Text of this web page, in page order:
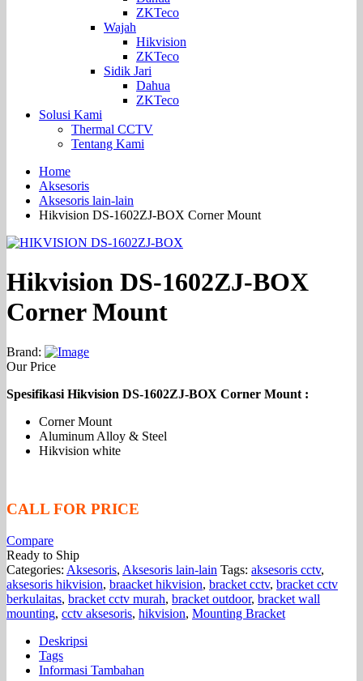
ZKTeco
Wajah
Hikvision
ZKTeco
Sidik Jari
Dahua
ZKTeco
Solusi Kami
Thermal CCTV
Tentang Kami
Home
Aksesoris
Aksesoris lain-lain
Hikvision DS-1602ZJ-BOX Corner Mount
Hikvision DS-1602ZJ-BOX
Corner Mount
Brand:
Our Price
Spesifikasi Hikvision DS-1602ZJ-BOX Corner Mount :
Corner Mount
Aluminum Alloy & Steel
Hikvision white
CALL FOR PRICE
Compare
Ready to Ship
Categories: Aksesoris, Aksesoris lain-lain Tags: aksesoris cctv,
aksesoris hikvision, braacket hikvision, bracket cctv, bracket cctv
berkulaitas, bracket cctv murah, bracket outdoor, bracket wall
mounting, cctv aksesoris, hikvision, Mounting Bracket
Deskripsi
Tags
Informasi Tambahan